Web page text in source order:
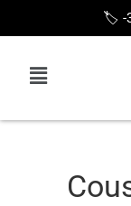
🏷️ -